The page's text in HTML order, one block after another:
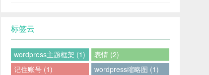
标签云
wordpress主题框架 (1)
表情 (2)
记住账号 (1)
wordpress缩略图 (1)